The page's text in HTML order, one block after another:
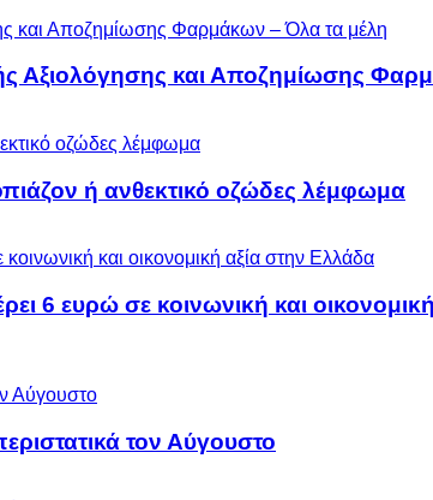
Αξιολόγησης και Αποζημίωσης
ή ανθεκτικό οζώδες λέμφωμα
6 ευρώ σε κοινωνική και
τον Αύγουστο